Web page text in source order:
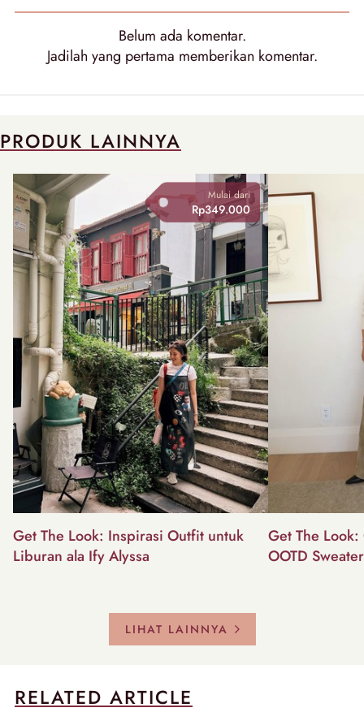
Belum ada komentar.
Jadilah yang pertama memberikan komentar.
PRODUK LAINNYA
Mulai dari
Rp349.000
Get The Look: Inspirasi Outfit untuk
Liburan ala Ify Alyssa
Get The
OOTD
LIHAT LAINNYA
RELATED ARTICLE